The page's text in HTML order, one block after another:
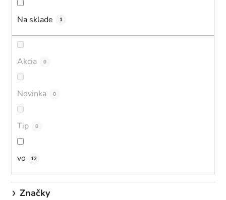
Na sklade 1
Akcia 0
Novinka 0
Tip 0
vo 12
Značky